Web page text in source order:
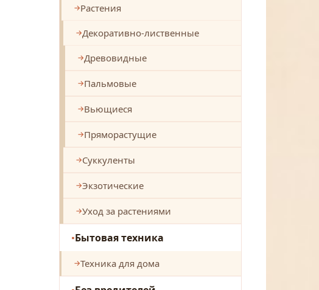
Растения
Декоративно-лиственные
Древовидные
Пальмовые
Вьющиеся
Пряморастущие
Суккуленты
Экзотические
Уход за растениями
Бытовая техника
Техника для дома